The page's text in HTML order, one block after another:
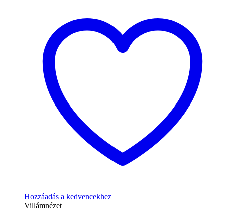
Hozzáadás a kedvencekhez
Villámnézet